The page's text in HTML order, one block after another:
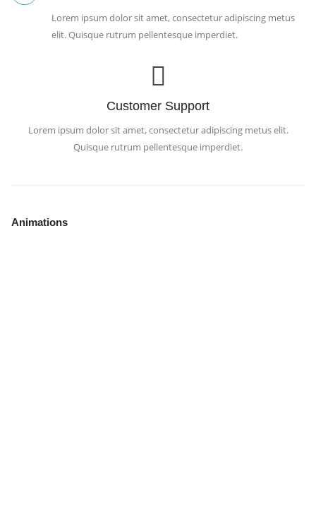
Lorem ipsum dolor sit amet, consectetur adipiscing metus
elit. Quisque rutrum pellentesque imperdiet.
Customer Support
Lorem ipsum dolor sit amet, consectetur adipiscing metus elit.
Quisque rutrum pellentesque imperdiet.
Animations